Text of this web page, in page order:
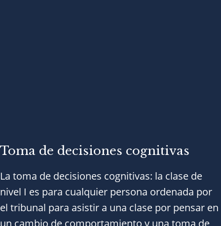
Toma de decisiones cognitivas​
La toma de decisiones cognitivas: la clase de
nivel I es para cualquier persona ordenada por
el tribunal para asistir a una clase por pensar en